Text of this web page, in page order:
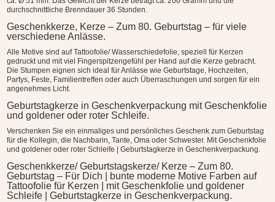
durchschnittliche Brenndauer 36 Stunden.
Geschenkkerze, Kerze – Zum 80. Geburtstag – für viele
verschiedene Anlässe.
Alle Motive sind auf Tattoofolie/ Wasserschiedefolie, speziell für Kerzen
gedruckt und mit viel Fingerspitzengefühl per Hand auf die Kerze gebracht.
Die Stumpen eignen sich ideal für Anlässe wie Geburtstage, Hochzeiten,
Partys, Feste, Familientreffen oder auch Überraschungen und sorgen für ein
angenehmes Licht.
Geburtstagkerze in Geschenkverpackung mit Geschenkfolie
und goldener oder roter Schleife.
Verschenken Sie ein einmaliges und persönliches Geschenk zum Geburtstag
für die Kollegin, die Nachbarin, Tante, Oma oder Schwester. Mit Geschenkfolie
und goldener oder roter Schleife | Geburtstagkerze in Geschenkverpackung.
Geschenkkerze/ Geburtstagskerze/ Kerze – Zum 80.
Geburtstag – Für Dich | bunte moderne Motive Farben auf
Tattoofolie für Kerzen | mit Geschenkfolie und goldener
Schleife | Geburtstagkerze in Geschenkverpackung.